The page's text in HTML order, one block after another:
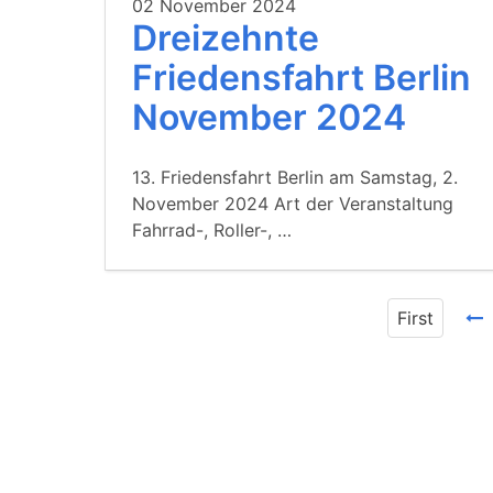
02 November 2024
Dreizehnte
Friedensfahrt Berlin
November 2024
13. Friedensfahrt Berlin am Samstag, 2.
November 2024 Art der Veranstaltung
Fahrrad-, Roller-, …
First